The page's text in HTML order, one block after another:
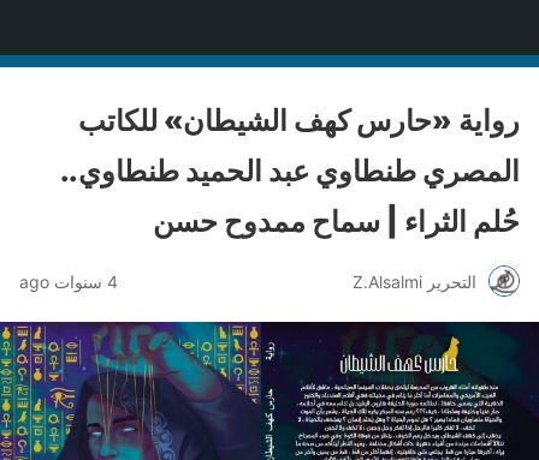
رواية «حارس كهف الشيطان» للكاتب
المصري طنطاوي عبد الحميد طنطاوي..
حُلم الثراء | سماح ممدوح حسن
التحرير Z.Alsalmi 4 سنوات ago